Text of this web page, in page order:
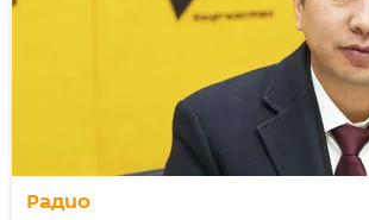
Радио